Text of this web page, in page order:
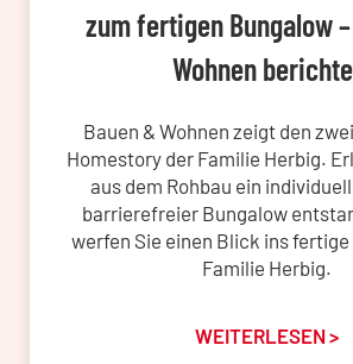
zum fertigen Bungalow
Wohnen
Bauen & Wohnen zeigt den
Homestory der Familie Herbig.
aus dem Rohbau ein
barrierefreier Bungalow
werfen Sie einen Blick ins fertige
Familie Herbig.
WEITERLESEN >